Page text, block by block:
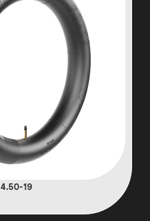
4.50-19